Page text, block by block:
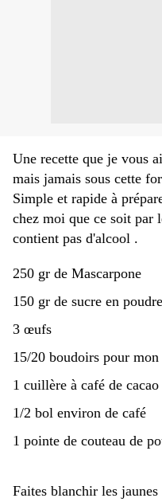
Une recette que je vous
mais jamais sous cette
Simple et rapide à
chez moi que ce soit par
contient pas d'alcool .
250 gr de Mascarpone
150 gr de sucre en poudre
3 œufs
15/20 boudoirs pour
1 cuillère à café de
1/2 bol environ de café
1 pointe de couteau de
Faites blanchir les